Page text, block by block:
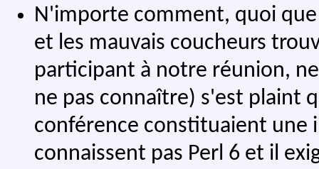
N'importe comment, quoi que
et les mauvais coucheurs
participant à notre réunion,
ne pas connaître) s'est plaint
conférence constituaient une
connaissent pas Perl 6 et il